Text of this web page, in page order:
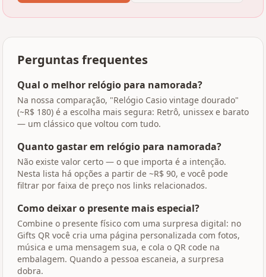
Perguntas frequentes
Qual o melhor relógio para namorada?
Na nossa comparação, "Relógio Casio vintage dourado"
(~R$ 180) é a escolha mais segura: Retrô, unissex e barato
— um clássico que voltou com tudo.
Quanto gastar em relógio para namorada?
Não existe valor certo — o que importa é a intenção.
Nesta lista há opções a partir de ~R$ 90, e você pode
filtrar por faixa de preço nos links relacionados.
Como deixar o presente mais especial?
Combine o presente físico com uma surpresa digital: no
Gifts QR você cria uma página personalizada com fotos,
música e uma mensagem sua, e cola o QR code na
embalagem. Quando a pessoa escaneia, a surpresa
dobra.